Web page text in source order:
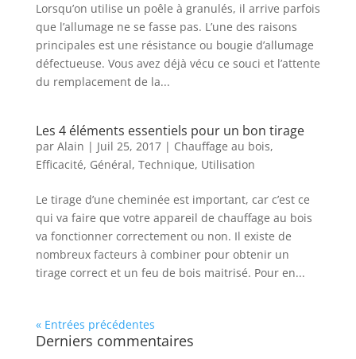
Lorsqu’on utilise un poêle à granulés, il arrive parfois
que l’allumage ne se fasse pas. L’une des raisons
principales est une résistance ou bougie d’allumage
défectueuse. Vous avez déjà vécu ce souci et l’attente
du remplacement de la...
Les 4 éléments essentiels pour un bon tirage
par Alain | Juil 25, 2017| Chauffage au bois,
Efficacité, Général, Technique, Utilisation
Le tirage d’une cheminée est important, car c’est ce
qui va faire que votre appareil de chauffage au bois
va fonctionner correctement ou non. Il existe de
nombreux facteurs à combiner pour obtenir un
tirage correct et un feu de bois maitrisé. Pour en...
« Entrées précédentes
Derniers commentaires